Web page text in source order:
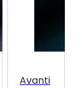
Avanti